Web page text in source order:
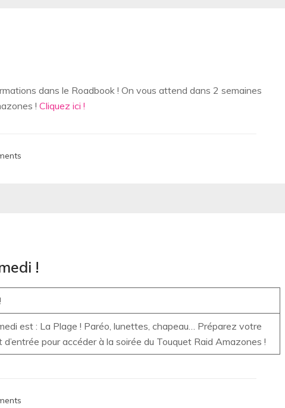
dans le Roadbook ! On vous attend dans 2 semaines
! Cliquez ici !
!
est : La Plage ! Paréo, lunettes, chapeau… Préparez votre
pour accéder à la soirée du Touquet Raid Amazones !